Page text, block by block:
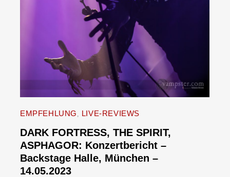
EMPFEHLUNG LIVE-REVIEWS
DARK FORTRESS, THE SPIRIT,
ASPHAGOR: Konzertbericht –
Backstage Halle, München –
14.05.2023